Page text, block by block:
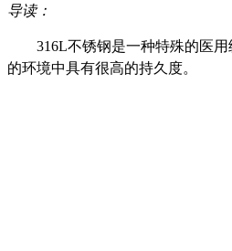
导读：
316L不锈钢是一种特殊的医
的环境中具有很高的持久度。